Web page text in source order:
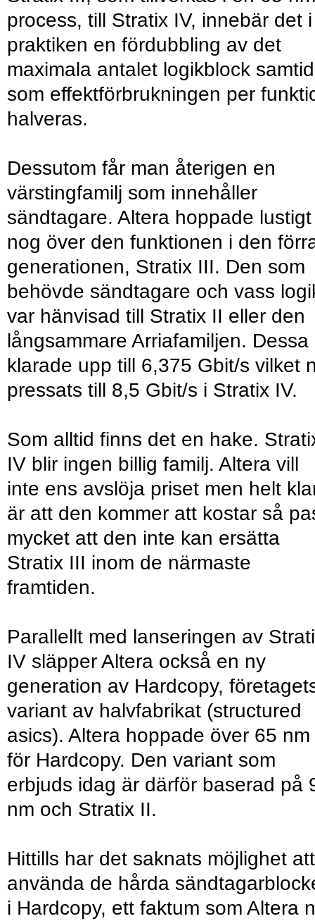
process, till Stratix IV, innebär det i
praktiken en fördubbling av det
maximala antalet logikblock
som effektförbrukningen per
halveras.
Dessutom får man återigen en
värstingfamilj som innehåller
sändtagare. Altera hoppade lustigt
nog över den funktionen i den
generationen, Stratix III. Den som
behövde sändtagare och vass
var hänvisad till Stratix II eller den
långsammare Arriafamiljen. Dessa
klarade upp till 6,375 Gbit/s vilket
pressats till 8,5 Gbit/s i Stratix IV.
Som alltid finns det en hake.
IV blir ingen billig familj. Altera vill
inte ens avslöja priset men helt
är att den kommer att kostar så
mycket att den inte kan ersätta
Stratix III inom de närmaste
framtiden.
Parallellt med lanseringen av
IV släpper Altera också en ny
generation av Hardcopy,
variant av halvfabrikat (structured
asics). Altera hoppade över 65 nm
för Hardcopy. Den variant som
erbjuds idag är därför baserad på
nm och Stratix II.
Hittills har det saknats möjlighet att
använda de hårda
i Hardcopy, ett faktum som Altera